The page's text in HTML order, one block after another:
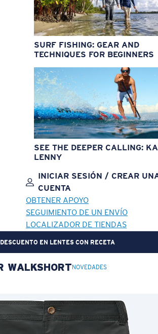
SURF FISHING: GEAR AND
TECHNIQUES FOR BEGINNERS
SEE THE DEEPER CALLING:
LENNY
INICIAR SESIÓN / CREAR
CUENTA
OBTENER APOYO
SEGUIMIENTO DE UN ENVÍO
LOCALIZADOR DE TIENDAS
EN LENTES CON RECETA
¡AGREGADO AL CARRITO!
Precio: Sin cargo
Cantidad:
WALKSHORT NOVEDADES